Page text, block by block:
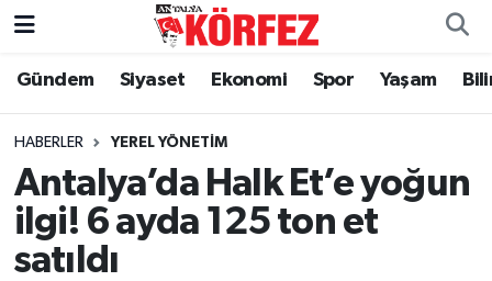
Gündem Siyaset Ekonomi Spor Yaşam
HABERLER YEREL YÖNETIM
Antalya’da Halk Et’e yoğun
ilgi! 6 ayda 125 ton et
satıldı
Gündem
Siyaset
Yerel Yönetim
Ekonomi
Nöbetçi Eczaneler
Hava Durumu
Trafik Durumu
Süper Lig Puan Durumu ve Fikstür